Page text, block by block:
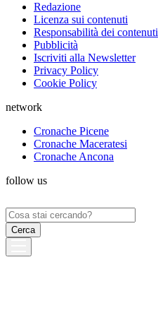
Redazione
Licenza sui contenuti
Responsabilità dei contenuti
Pubblicità
Iscriviti alla Newsletter
Privacy Policy
Cookie Policy
network
Cronache Picene
Cronache Maceratesi
Cronache Ancona
follow us
Ricerca
per: